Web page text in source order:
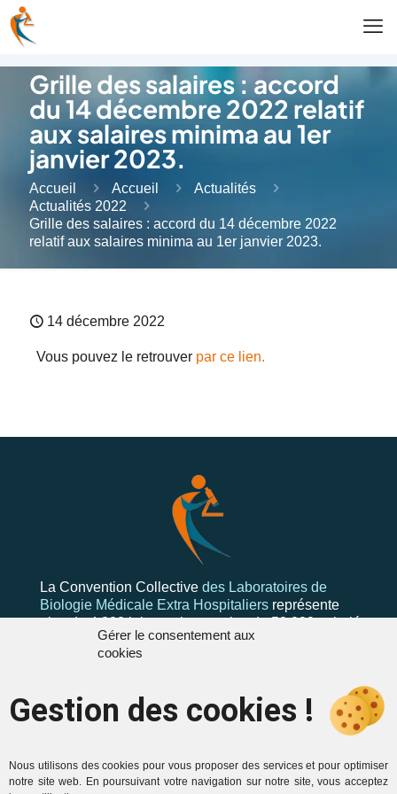
Gérer le consentement aux
cookies
Gestion des cookies !
Nous utilisons des cookies pour vous proposer des services et pour optimiser
notre site web. En poursuivant votre navigation sur notre site, vous acceptez
Grille des salaires : accord
du 14 décembre 2022 relatif
aux salaires minima au 1er
janvier 2023.
Accueil Accueil
Actualités
Actualités 2022
Grille des salaires : accord du 14 décembre 2022
relatif aux salaires minima au 1er janvier 2023.
14 décembre 2022
Vous pouvez le retrouver par ce lien.
La Convention Collective des Laboratoires de
Biologie Médicale Extra Hospitaliers représente
plus de 4 300 laboratoires et plus de 50 000 salariés
Mentions
Politique de cookies (UE)
Politique de
Contactez-nous
contact
labo.convcoll@free.fr